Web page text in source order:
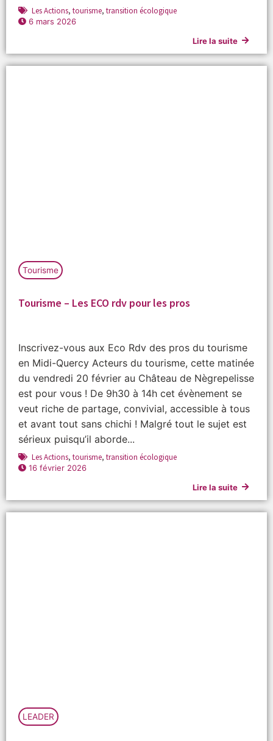
Les Actions, tourisme, transition écologique
6 mars 2026
Lire la suite
Tourisme
Tourisme – Les ECO rdv pour les pros
Inscrivez-vous aux Eco Rdv des pros du tourisme
en Midi-Quercy Acteurs du tourisme, cette matinée
du vendredi 20 février au Château de Nègrepelisse
est pour vous ! De 9h30 à 14h cet évènement se
veut riche de partage, convivial, accessible à tous
et avant tout sans chichi ! Malgré tout le sujet est
sérieux puisqu’il aborde...
Les Actions, tourisme, transition écologique
16 février 2026
Lire la suite
LEADER